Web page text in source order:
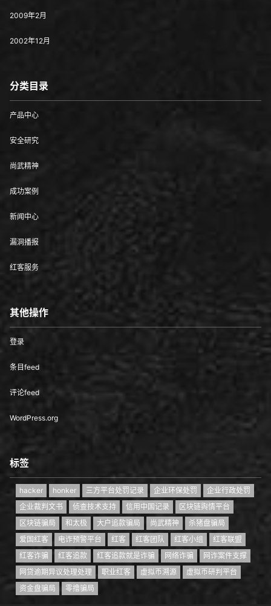
2009年2月
2002年12月
分类目录
产品中心
安全研究
尚武精神
成功案例
新闻中心
漏洞播报
红客服务
其他操作
登录
条目feed
评论feed
WordPress.org
标签
hacker honker 三方平台处罚记录 企业环保处罚
企业行政处罚
企业裁判文书
侦查技术支持 信用中国记录
区块链舆情平台
区块链骗局
和太极 大户追款骗局 尚武精神
杀猪盘骗局
爱国红客
电诈预警平台 红客 红客团队 红客小组
红客联盟
红客诈骗
红客追款 红客追款就是诈骗 网络诈骗
网诈案件支撑
网贷逾期异议处理处理
职业红客 虚拟币溯源
虚拟币研判平台
资金盘骗局
零撸骗局